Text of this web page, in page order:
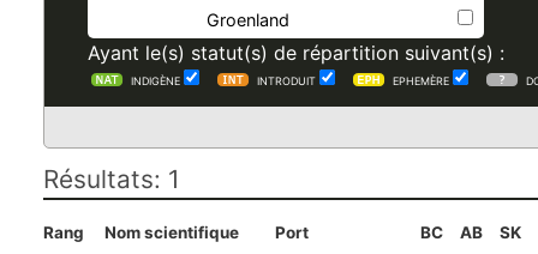
Groenland
Ayant le(s) statut(s) de répartition suivant(s) :
INDIGÈNE INTRODUIT EPHEMÈRE
Résultats: 1
Rang Nom scientifique Port BC AB
SK